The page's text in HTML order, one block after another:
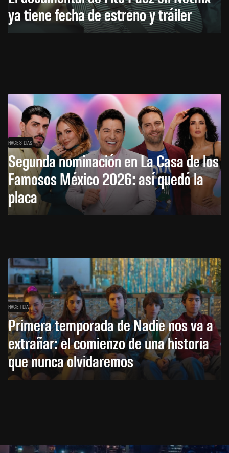
ya tiene fecha de estreno y tráiler
HACE 3 DÍAS
Segunda nominación en La Casa de los
Famosos México 2026: así quedó la
placa
HACE 1 DÍA
Primera temporada de Nadie nos va a
extrañar: el comienzo de una historia
que nunca olvidaremos